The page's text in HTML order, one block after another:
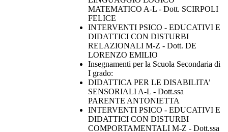
MATEMATICO A-L - Dott. SCIRPOLI
FELICE
INTERVENTI PSICO - EDUCATIVI E
DIDATTICI CON DISTURBI
RELAZIONALI M-Z - Dott. DE
LORENZO EMILIO
Insegnamenti per la Scuola Secondaria di
I grado:
DIDATTICA PER LE DISABILITA’
SENSORIALI A-L - Dott.ssa
PARENTE ANTONIETTA
INTERVENTI PSICO - EDUCATIVI E
DIDATTICI CON DISTURBI
COMPORTAMENTALI M-Z - Dott.ssa